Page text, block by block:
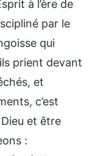
à l’ère de
par le
qui
prient devant
et
c’est
et être
: